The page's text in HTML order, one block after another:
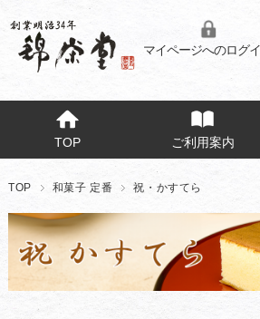
マイページへのログ
TOP ご利用案内
TOP 和菓子 定番 祝・かすてら